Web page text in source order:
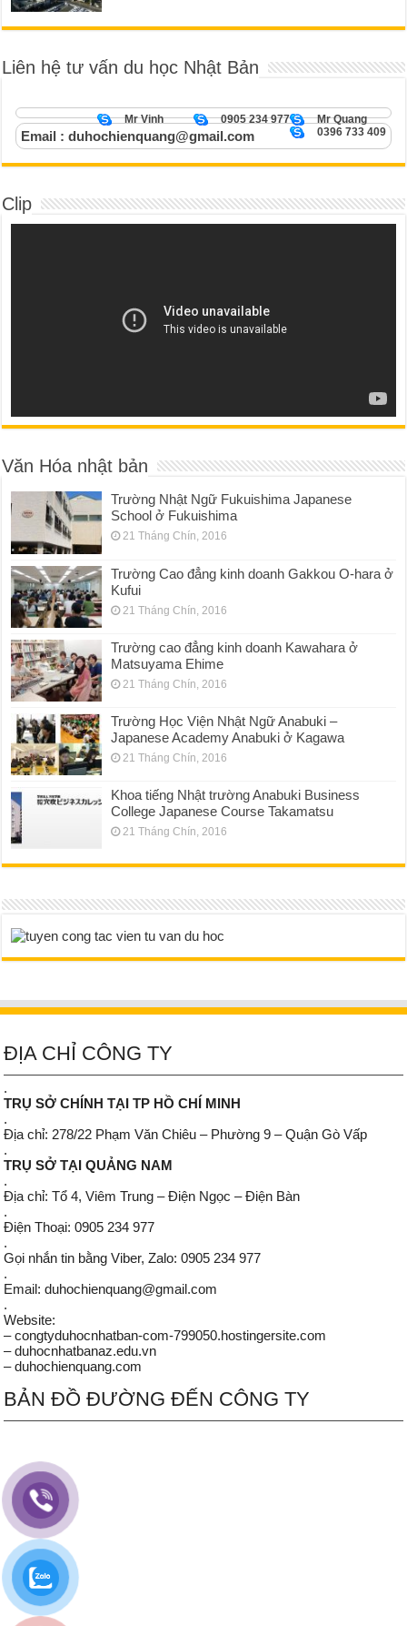
Liên hệ tư vấn du học Nhật Bản
Mr Quang
0905 234 977
Mr Vinh
0396 733 409
Email : duhochienquang@gmail.com
Clip
Văn Hóa nhật bản
Trường Nhật Ngữ Fukuishima Japanese
School ở Fukuishima
21 Tháng Chín, 2016
Trường Cao đẳng kinh doanh Gakkou O-hara ở
Kufui
21 Tháng Chín, 2016
Trường cao đẳng kinh doanh Kawahara ở
Matsuyama Ehime
21 Tháng Chín, 2016
Trường Học Viện Nhật Ngữ Anabuki –
Japanese Academy Anabuki ở Kagawa
21 Tháng Chín, 2016
Khoa tiếng Nhật trường Anabuki Business
College Japanese Course Takamatsu
21 Tháng Chín, 2016
ĐỊA CHỈ CÔNG TY
.
TRỤ SỞ CHÍNH TẠI TP HỒ CHÍ MINH
.
Địa chỉ: 278/22 Phạm Văn Chiêu – Phường 9 – Quận Gò Vấp
.
TRỤ SỞ TẠI QUẢNG NAM
.
Địa chỉ: Tổ 4, Viêm Trung – Điện Ngọc – Điện Bàn
.
Điện Thoại: 0905 234 977
.
Gọi nhắn tin bằng Viber, Zalo: 0905 234 977
.
Email: duhochienquang@gmail.com
.
Website:
– congtyduhocnhatban-com-799050.hostingersite.com
– duhocnhatbanaz.edu.vn
– duhochienquang.com
BẢN ĐỒ ĐƯỜNG ĐẾN CÔNG TY